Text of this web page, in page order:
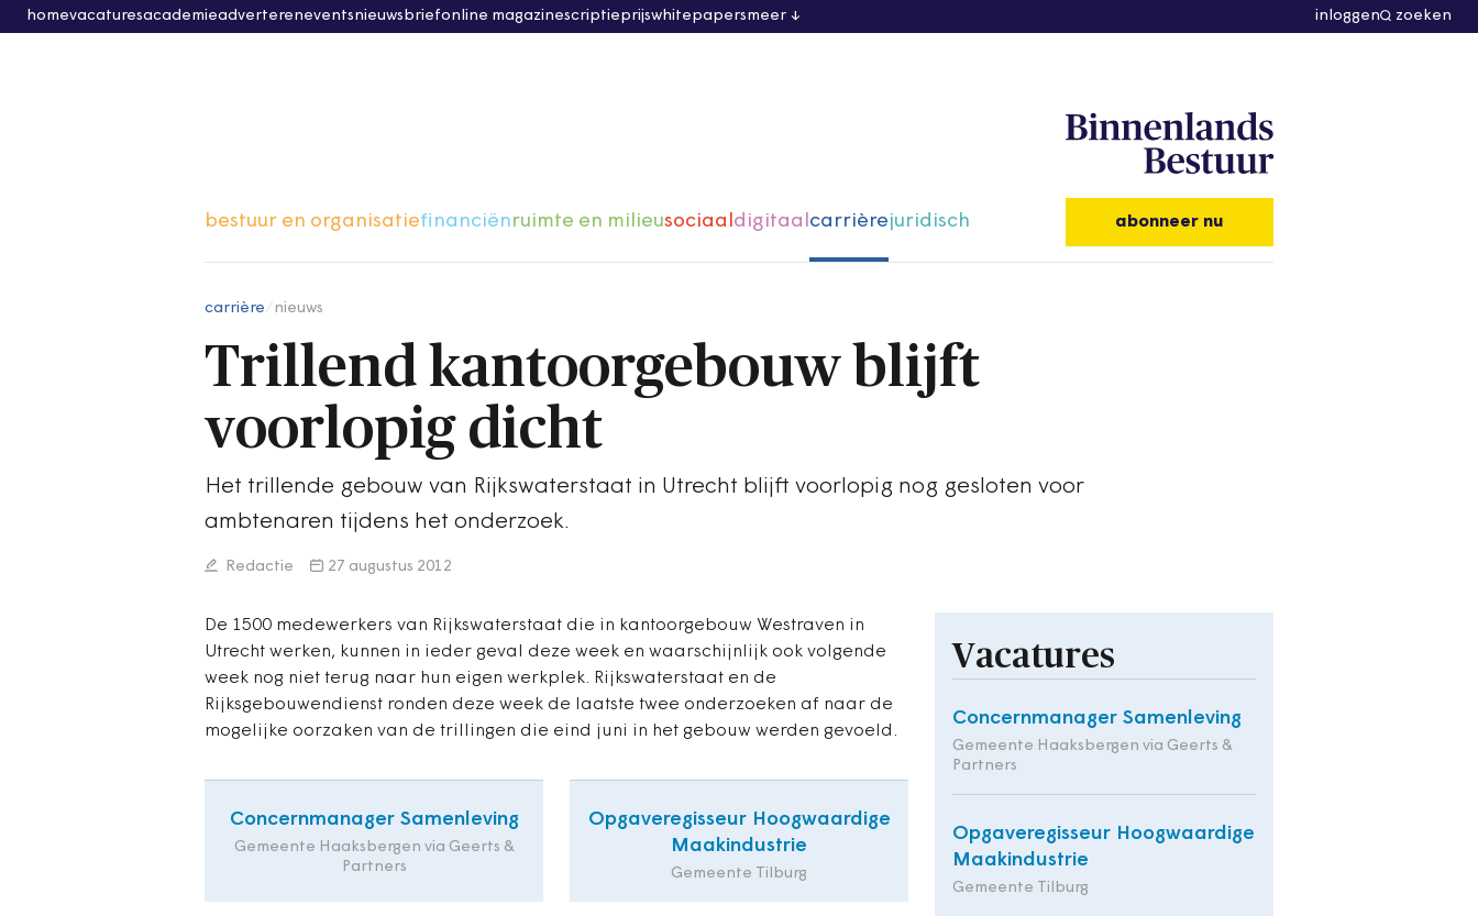
homevacaturesacademieadvertereneventsnieuwsbriefonline magazinescriptieprijswhitepapersmeer inloggen zoeken
bestuur en organisatiefinanciënruimte en milieusociaaldigitaalcarrièrejuridisch abonneer nu
carrière nieuws
Trillend kantoorgebouw blijft
voorlopig dicht
Het trillende gebouw van Rijkswaterstaat in Utrecht blijft voorlopig nog gesloten voor
ambtenaren tijdens het onderzoek.
Redactie 27 augustus 2012
De 1500 medewerkers van Rijkswaterstaat die in kantoorgebouw Westraven in
Utrecht werken, kunnen in ieder geval deze week en waarschijnlijk ook volgende
week nog niet terug naar hun eigen werkplek. Rijkswaterstaat en de
Rijksgebouwendienst ronden deze week de laatste twee onderzoeken af naar de
mogelijke oorzaken van de trillingen die eind juni in het gebouw werden gevoeld.
Concernmanager Samenleving
Gemeente Haaksbergen via Geerts &
Partners
Opgaveregisseur Hoogwaardige
Maakindustrie
Gemeente Tilburg
Vacatures
Concernmanager Samenleving
Gemeente Haaksbergen via Geerts &
Partners
Opgaveregisseur Hoogwaardige
Maakindustrie
Gemeente Tilburg